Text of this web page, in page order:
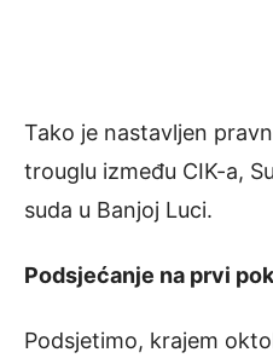
Tako je nastavljen
trouglu između CIK-a,
suda u Banjoj Luci.
Podsjećanje na prvi
Podsjetimo, krajem